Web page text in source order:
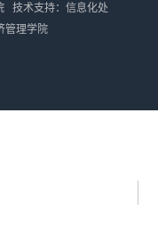
技术支持：信息化处
管理学院